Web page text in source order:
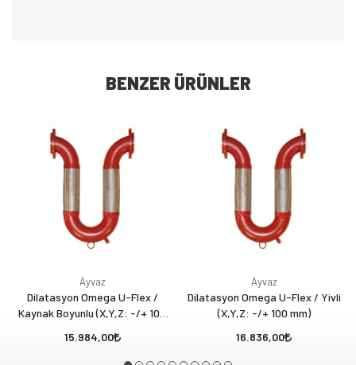
BENZER ÜRÜNLER
Ayvaz
Dilatasyon Omega U-Flex /
Kaynak Boyunlu (X,Y,Z: -/+ 100
15.984,00
Ayvaz
Dilatasyon Omega U-Flex / Yivli
(X,Y,Z: -/+ 100 mm)
16.836,00